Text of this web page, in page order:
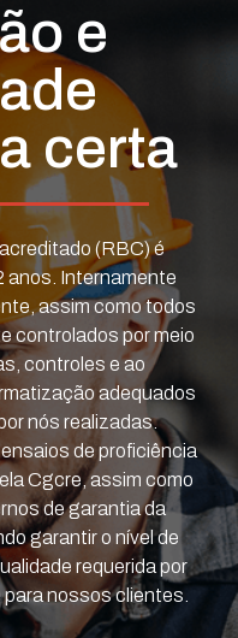
e
certa
(RBC) é
anos. Internamente
assim como todos
controlados por meio
controles e ao
adequados
nós realizadas.
de proficiência
Cgcre, assim como
de garantia da
garantir o nível de
requerida por
nossos clientes.